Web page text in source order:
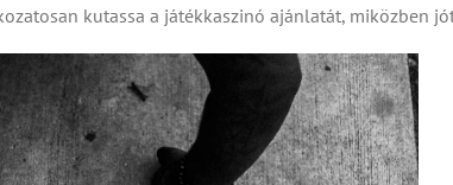
kutassa a játékkaszinó ajánlatát, miközben